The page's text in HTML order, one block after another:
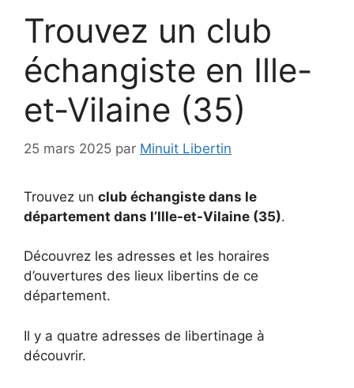
Trouvez un club
échangiste en Ille-
et-Vilaine (35)
25 mars 2025 par Minuit Libertin
Trouvez un club échangiste dans le
département dans l’Ille-et-Vilaine (35).
Découvrez les adresses et les horaires
d’ouvertures des lieux libertins de ce
département.
Il y a quatre adresses de libertinage à
découvrir.